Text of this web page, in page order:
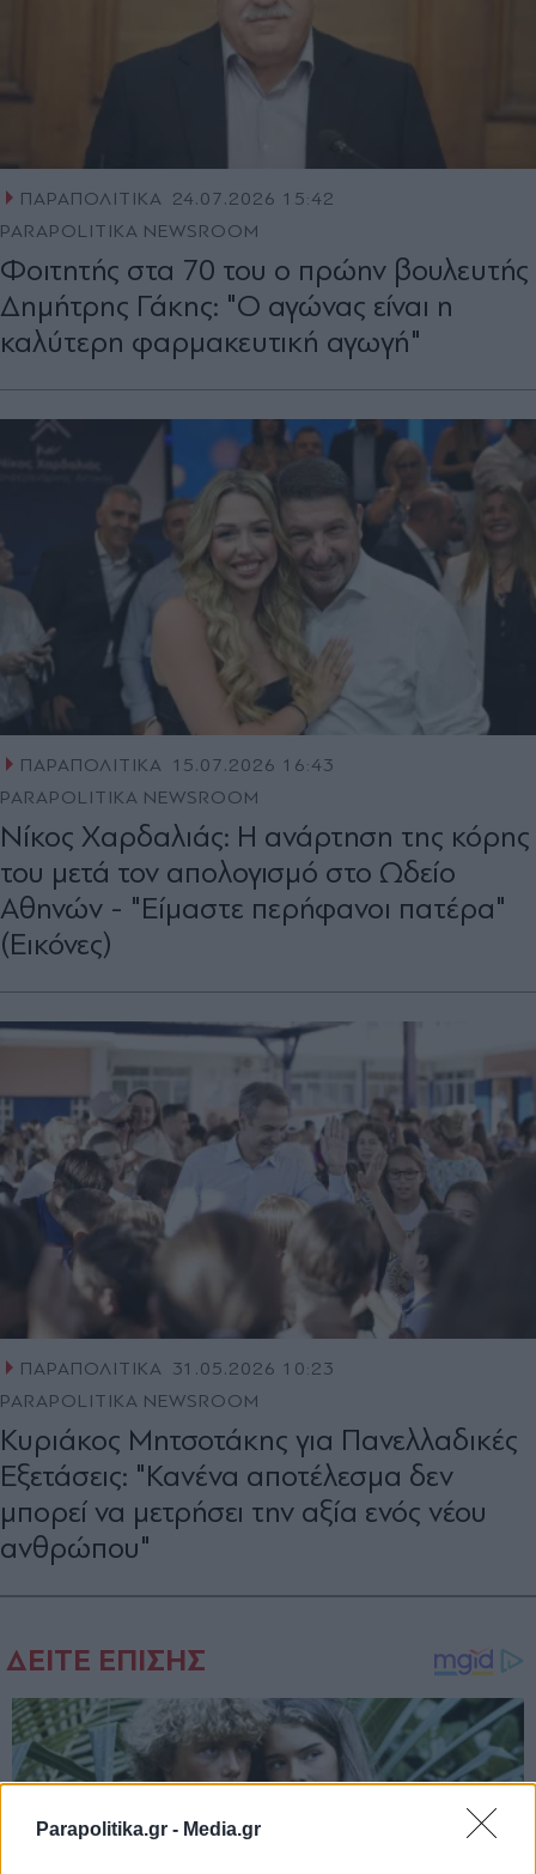
Parapolitika.gr - Media.gr
ΠΑΡΑΠΟΛΙΤΙΚΑ
24.07.2026 15:42
PARAPOLITIKA NEWSROOM
Φοιτητής στα 70 του ο πρώην βουλευτής
Δημήτρης Γάκης: "Ο αγώνας είναι η
καλύτερη φαρμακευτική αγωγή"
ΠΑΡΑΠΟΛΙΤΙΚΑ 15.07.2026 16:43
PARAPOLITIKA NEWSROOM
Νίκος Χαρδαλιάς: Η ανάρτηση της κόρης
του μετά τον απολογισμό στο Ωδείο
Αθηνών - "Είμαστε περήφανοι πατέρα"
(Εικόνες)
ΠΑΡΑΠΟΛΙΤΙΚΑ 31.05.2026 10:23
PARAPOLITIKA NEWSROOM
Κυριάκος Μητσοτάκης για Πανελλαδικές
Εξετάσεις: "Κανένα αποτέλεσμα δεν
μπορεί να μετρήσει την αξία ενός νέου
ανθρώπου"